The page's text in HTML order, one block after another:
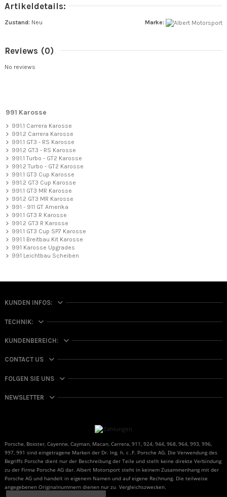
Artikeldetails:
Marke:
Zustand: Neu
Reviews (0)
No reviews
991 Karosse
991.1 Carrera Karosse
991.2 Carrera Karosse
991.1 GT3 - RS Karosse
991.2 GT3 - RS Karosse
991.1 Turbo - GT2 Karosse
991.2 Turbo - GT2 Karosse
991.1 GT3 Cup Karosse
991.2 GT3 Cup Karosse
991.1 GT3 MR Karosse
991.2 GT3 MR Karosse
991 - 911 GT Amerika
991.1 GT3 R Karosse
991.2 GT3 R Karosse
991.1 GT3 Cup SP7 Karosse
991.1 Breitbau Kit Karosse
991 Karosse Upgrades
991 Leichtbau Scheiben
KUNDEN INFOS:
TECHNIK:
KUNDENBEREICH:
CONTACT US
FOLGEN SIE UNS
NEWSLETTER
Porsche, Boxster, Cayenne, Cayman, Macan, Carrera, 911, 924, 944, 968, 964, 993, 996,
997, 991 sind eingetragene Marken der Dr. Ing. h. c .F. Porsche AG. Die Verwendung des
Begriffs Porsche dient nur der Beschreibung der Teile und stellt keine direkte Verbindung
zu der Firma Porsche AG dar. Albert Motorsport steht in keinem Zusammenhang mit der
Porsche AG und handelt in eigenem Namen und auf eigene Rechnung. Die teilweise
angegebenen Originalnummern dienen nur zu Vergleichszwecken.